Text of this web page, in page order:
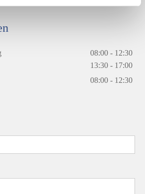
08:00 - 12:30
13:30 - 17:00
08:00 - 12:30